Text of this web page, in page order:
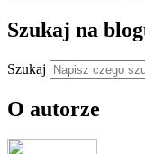
Szukaj na
Szukaj
O autorze